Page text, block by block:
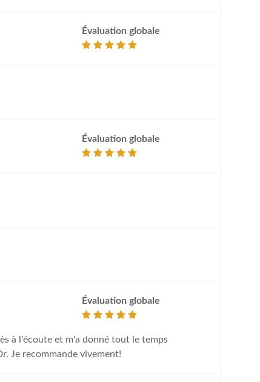
Évaluation globale
Évaluation globale
Évaluation globale
à l'écoute et m'a donné tout le temps
Je recommande vivement!